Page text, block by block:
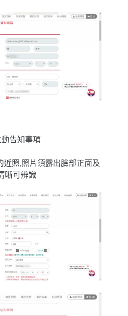
告知事項
近照,照片須露出臉部正面及
晰可辨識